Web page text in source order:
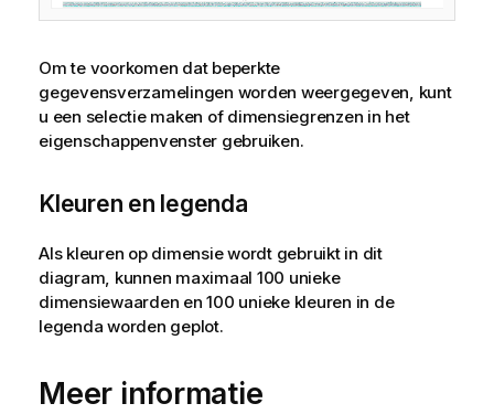
Om te voorkomen dat beperkte
gegevensverzamelingen worden weergegeven, kunt
u een selectie maken of dimensiegrenzen in het
eigenschappenvenster gebruiken.
Kleuren en legenda
Als kleuren op dimensie wordt gebruikt in dit
diagram, kunnen maximaal 100 unieke
dimensiewaarden en 100 unieke kleuren in de
legenda worden geplot.
Meer informatie